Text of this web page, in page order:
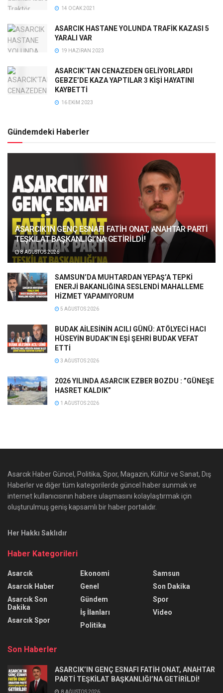
14 OCAK 2021
ASARCIK HASTANE YOLUNDA TRAFİK KAZASI 5
YARALI VAR
19 HAZIRAN 2023
ASARCIK’TAN CENAZEDEN GELİYORLARDI
GEBZE’DE KAZA YAPTILAR 3 KİŞİ HAYATINI
KAYBETTİ
16 EKIM 2023
Gündemdeki Haberler
ASARCIK’IN GENÇ ESNAFI FATİH ONAT, ANAHTAR PARTİ
TEŞKİLAT BAŞKANLIĞI’NA GETİRİLDİ!
8 AĞUSTOS 2026
SAMSUN’DA MUHTARDAN YEPAŞ’A TEPKİ
ENERJİ BAKANLIĞINA SESLENDİ MAHALLEME
HİZMET YAPAMIYORUM
5 AĞUSTOS 2026
BUDAK AİLESİNİN ACILI GÜNÜ: ATÖLYECİ HACI
HÜSEYİN BUDAK’IN EŞİ ŞEHRİ BUDAK VEFAT
ETTİ
3 AĞUSTOS 2026
2026 YILINDA ASARCIK EZBER BOZDU : ”GÜNEŞE
HASRET KALDIK”
1 AĞUSTOS 2026
Asarcık Haber Güncel, Politika, Spor, Magazin, Kültür ve Sanat, Dış
Haberler ve diğer tüm kategorilerde güncel haber sunmak ve
internet kullanıcısının habere ulaşmasını kolaylaştırmak için
oluşturulmuş geniş kapsamlı bir haber portalıdır.
Her Hakkı Saklıdır
Haber Kategorileri
Asarcık
Asarcık Haber
Asarcık Son
Dakika
Asarcık Spor
Ekonomi
Genel
Gündem
İş İlanları
Politika
Samsun
Son Dakika
Spor
Video
Son Haberler
ASARCIK’IN GENÇ ESNAFI FATİH ONAT, ANAHTAR
PARTİ TEŞKİLAT BAŞKANLIĞI’NA GETİRİLDİ!
8 AĞUSTOS 2026